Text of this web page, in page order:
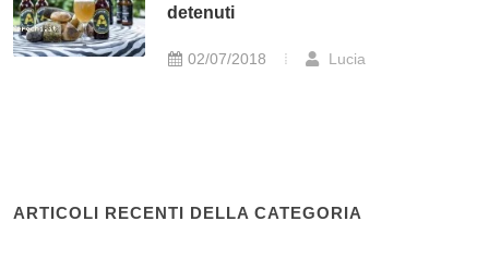
detenuti
02/07/2018 Lucia
ARTICOLI RECENTI DELLA CATEGORIA